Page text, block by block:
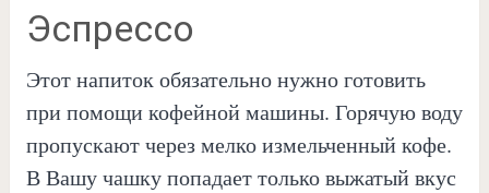
Эспрессо
Этот напиток обязательно нужно готовить
при помощи кофейной машины. Горячую воду
пропускают через мелко измельченный кофе.
В Вашу чашку попадает только выжатый вкус